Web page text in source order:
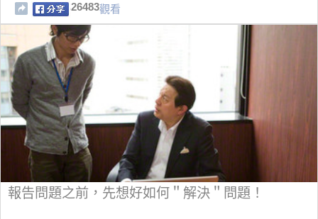
26483觀看
報告問題之前，先想好如何＂解決＂問題！